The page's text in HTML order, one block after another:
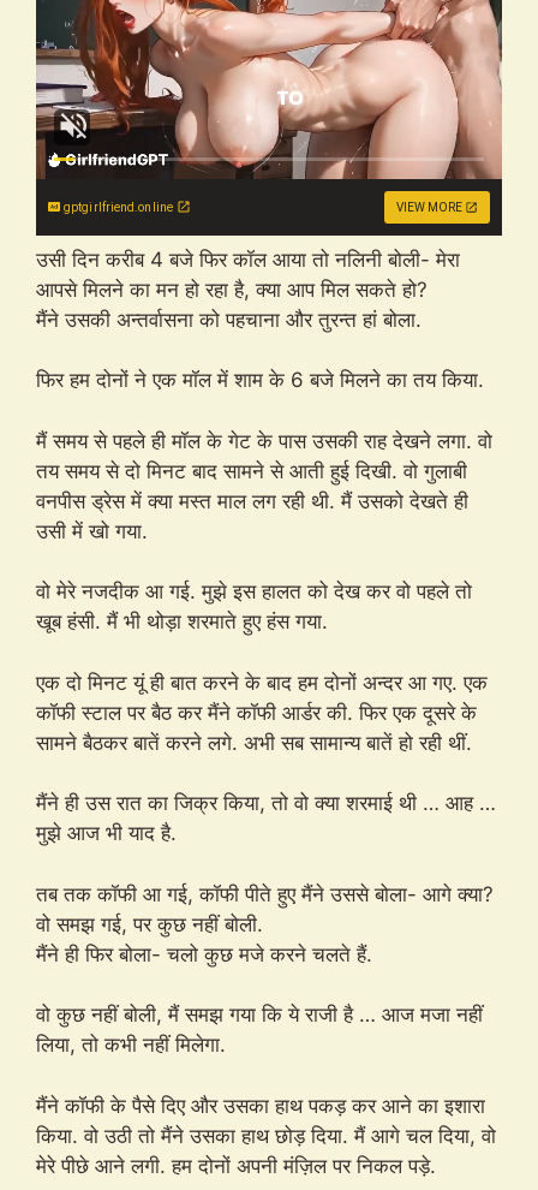
gptgirlfriend.online VIEW MORE
उसी दिन करीब 4 बजे फिर कॉल आया तो नलिनी बोली- मेरा
आपसे मिलने का मन हो रहा है, क्या आप मिल सकते हो?
मैंने उसकी अन्तर्वासना को पहचाना और तुरन्त हां बोला.
फिर हम दोनों ने एक मॉल में शाम के 6 बजे मिलने का तय किया.
मैं समय से पहले ही मॉल के गेट के पास उसकी राह देखने लगा. वो
तय समय से दो मिनट बाद सामने से आती हुई दिखी. वो गुलाबी
वनपीस ड्रेस में क्या मस्त माल लग रही थी. मैं उसको देखते ही
उसी में खो गया.
वो मेरे नजदीक आ गई. मुझे इस हालत को देख कर वो पहले तो
खूब हंसी. मैं भी थोड़ा शरमाते हुए हंस गया.
एक दो मिनट यूं ही बात करने के बाद हम दोनों अन्दर आ गए. एक
कॉफी स्टाल पर बैठ कर मैंने कॉफी आर्डर की. फिर एक दूसरे के
सामने बैठकर बातें करने लगे. अभी सब सामान्य बातें हो रही थीं.
मैंने ही उस रात का जिक्र किया, तो वो क्या शरमाई थी … आह …
मुझे आज भी याद है.
तब तक कॉफी आ गई, कॉफी पीते हुए मैंने उससे बोला- आगे क्या?
वो समझ गई, पर कुछ नहीं बोली.
मैंने ही फिर बोला- चलो कुछ मजे करने चलते हैं.
वो कुछ नहीं बोली, मैं समझ गया कि ये राजी है … आज मजा नहीं
लिया, तो कभी नहीं मिलेगा.
मैंने कॉफी के पैसे दिए और उसका हाथ पकड़ कर आने का इशारा
किया. वो उठी तो मैंने उसका हाथ छोड़ दिया. मैं आगे चल दिया, वो
मेरे पीछे आने लगी. हम दोनों अपनी मंज़िल पर निकल पड़े.